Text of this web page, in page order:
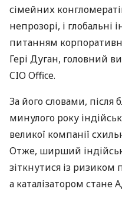
сімейних
непрозорі, і глобальні
питанням
Гері Дуган, головний
CIO Office.
За його словами, після
минулого року
великої компанії
Отже, ширший
зіткнутися із ризиком
а каталізатором стане